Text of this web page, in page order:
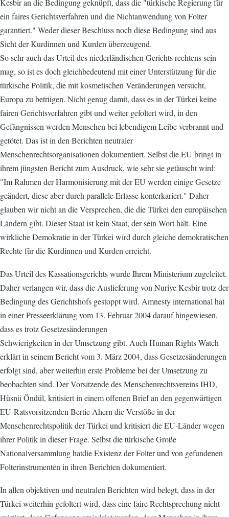
Kesbir an die Bedingung geknüpft, dass die "türkische Regierung für
ein faires Gerichtsverfahren und die Nichtanwendung von Folter
garantiert." Weder dieser Beschluss noch diese Bedingung sind aus
Sicht der Kurdinnen und Kurden überzeugend.
So sehr auch das Urteil des niederländischen Gerichts rechtens sein
mag, so ist es doch gleichbedeutend mit einer Unterstützung für die
türkische Politik, die mit kosmetischen Veränderungen versucht,
Europa zu betrügen. Nicht genug damit, dass es in der Türkei keine
fairen Gerichtsverfahren gibt und weiter gefoltert wird, in den
Gefängnissen werden Menschen bei lebendigem Leibe verbrannt und
getötet. Das ist in den Berichten neutraler
Menschenrechtsorganisationen dokumentiert. Selbst die EU bringt in
ihrem jüngsten Bericht zum Ausdruck, wie sehr sie getäuscht wird:
"Im Rahmen der Harmonisierung mit der EU werden einige Gesetze
geändert, diese aber durch parallele Erlasse konterkariert." Daher
glauben wir nicht an die Versprechen, die die Türkei den europäischen
Ländern gibt. Dieser Staat ist kein Staat, der sein Wort hält. Eine
wirkliche Demokratie in der Türkei wird durch gleiche demokratischen
Rechte für die Kurdinnen und Kurden erreicht.
Das Urteil des Kassationsgerichts wurde Ihrem Ministerium zugeleitet.
Daher verlangen wir, dass die Auslieferung von Nuriye Kesbir trotz der
Bedingung des Gerichtshofs gestoppt wird. Amnesty international hat
in einer Presseerklärung vom 13. Februar 2004 darauf hingewiesen,
dass es trotz Gesetzesänderungen
Schwierigkeiten in der Umsetzung gibt. Auch Human Rights Watch
erklärt in seinem Bericht vom 3. März 2004, dass Gesetzesänderungen
erfolgt sind, aber weiterhin erste Probleme bei der Umsetzung zu
beobachten sind. Der Vorsitzende des Menschenrechtsvereins IHD,
Hüsnü Öndül, kritisiert in einem offenen Brief an den gegenwärtigen
EU-Ratsvorsitzenden Bertie Ahern die Verstöße in der
Menschenrechtspolitik der Türkei und kritisiert die EU-Länder wegen
ihrer Politik in dieser Frage. Selbst die türkische Große
Nationalversammlung hatdie Existenz der Folter und von gefundenen
Folterinstrumenten in ihren Berichten dokumentiert.
In allen objektiven und neutralen Berichten wird belegt, dass in der
Türkei weiterhin gefoltert wird, dass eine faire Rechtsprechung nicht